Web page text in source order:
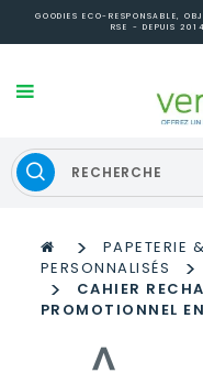
GOODIES ECO-RESPONSABLE,
RSE - DEPUIS
> PAPETERIE
PERSONNALISÉS
>
>
CAHIER
PROMOTIONNEL